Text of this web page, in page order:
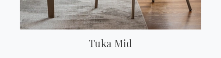
Tuka Mid